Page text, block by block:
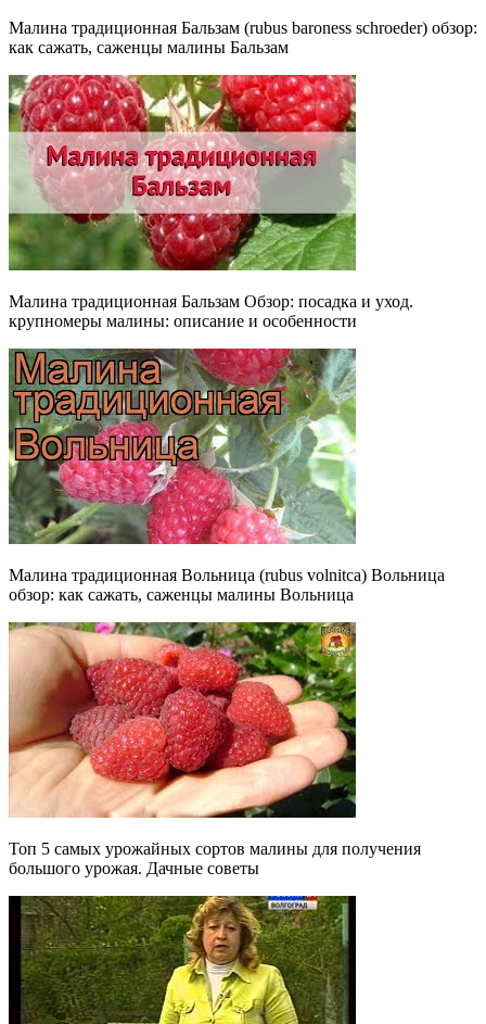
Малина традиционная Бальзам (rubus baroness schroeder) обзор:
как сажать, саженцы малины Бальзам
Малина традиционная Бальзам Обзор: посадка и уход.
крупномеры малины: описание и особенности
Малина традиционная Вольница (rubus volnitca) Вольница
обзор: как сажать, саженцы малины Вольница
Топ 5 самых урожайных сортов малины для получения
большого урожая. Дачные советы